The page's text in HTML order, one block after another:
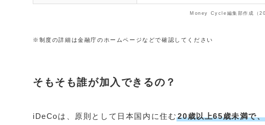
Money Cycle編集部作成（
※制度の詳細は金融庁のホームページなどで確認してください
そもそも誰が加入できるの？
iDeCoは、原則として日本国内に住む20歳以上65歳未満で